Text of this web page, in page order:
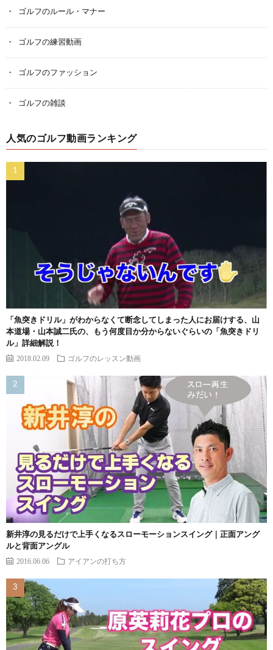
ゴルフのルール・マナー
ゴルフの練習動画
ゴルフのファッション
ゴルフの雑談
人気のゴルフ動画ランキング
「魚突きドリル」がわからなくて断念してしまった人にお届けする、山
本道場・山本誠二氏の、もう何度目か分からないぐらいの「魚突きドリ
ル」詳細解説！
2018.02.09 ゴルフのレッスン動画
新井淳の見るだけで上手くなるスローモーションスイング｜正面アング
ルと背面アングル
2016.06.06 アイアンの打ち方